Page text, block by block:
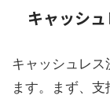
キャッシ
キャッシュレス
ます。まず、